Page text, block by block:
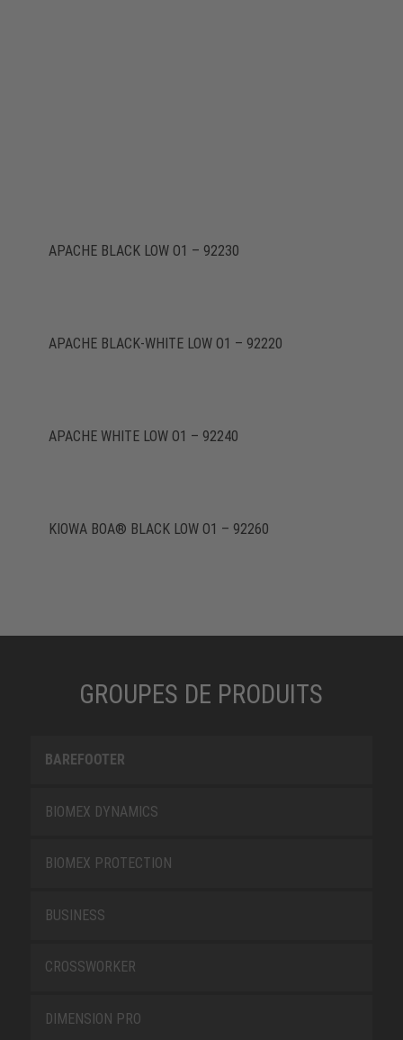
APACHE BLACK LOW O1 – 92230
APACHE BLACK-WHITE LOW O1 – 92220
APACHE WHITE LOW O1 – 92240
KIOWA BOA® BLACK LOW O1 – 92260
GROUPES DE PRODUITS
BAREFOOTER
BIOMEX DYNAMICS
BIOMEX PROTECTION
BUSINESS
CROSSWORKER
DIMENSION PRO